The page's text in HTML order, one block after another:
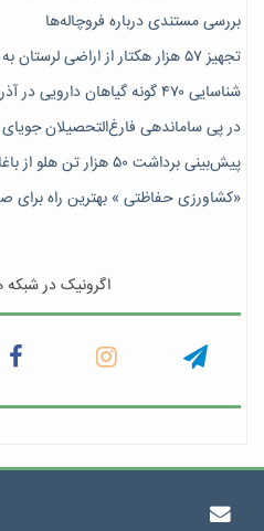
بررسی مستندی درباره فروچاله‌ها
تجهیز ۵۷ هزار هکتار از اراضی لرستان به سیستم آبیاری نوین
شناسایی ۴۷٠ گونه گیاهان دارویی در آذربایجان غربی
در پی ساماندهی فارغ‌التحصیلان
پیش‎‌بینی برداشت ۵۰ هزار تن هلو از باغات چهارمحال و بختیاری
«کشاورزی حفاظتی » بهترین راه برای
اگرونیک در